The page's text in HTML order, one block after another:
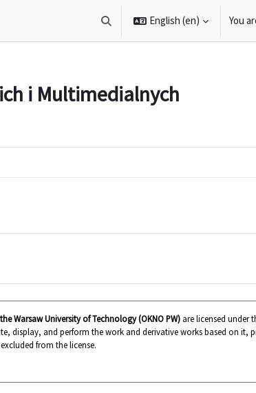
Toggle search input
English ‎(en)‎ You
i Multimedialnych
Warsaw University of Technology (OKNO PW) are licensed under
display, and perform the work and derivative works based on it,
from the license.